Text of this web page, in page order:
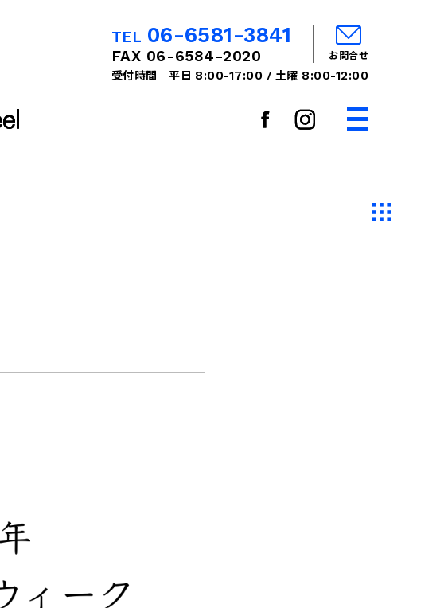
TEL 06-6581-3841
FAX 06-6584-2020 お問合せ
受付時間 平日 8:00-17:00 / 土曜 8:00-12:00